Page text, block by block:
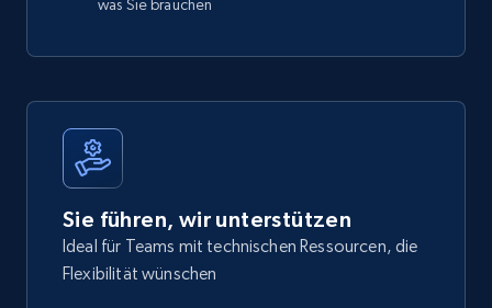
was Sie brauchen
Sie führen, wir unterstützen
Ideal für Teams mit technischen Ressourcen, die
Flexibilität wünschen